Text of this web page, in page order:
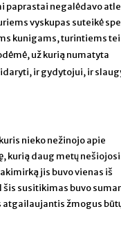
paprastai negalėdavo
vyskupas suteikė
kunigams, turintiems
už kurią numatyta
ir gydytojui, ir
nieko nežinojo apie
kurią daug metų
jis buvo vienas iš
susitikimas buvo
atgailaujantis žmogus